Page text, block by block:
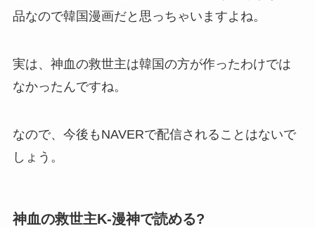
品なので韓国漫画だと思っちゃいますよね。
実は、神血の救世主は韓国の方が作ったわけでは
なかったんですね。
なので、今後もNAVERで配信されることはないで
しょう。
神血の救世主K-漫神で読める?